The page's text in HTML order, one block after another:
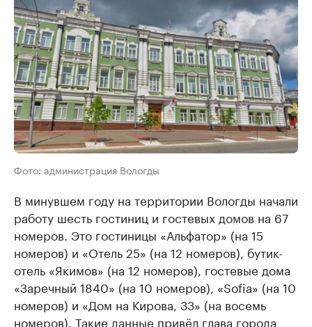
Фото: администрация Вологды
В минувшем году на территории Вологды начали
работу шесть гостиниц и гостевых домов на 67
номеров. Это гостиницы «Альфатор» (на 15
номеров) и «Отель 25» (на 12 номеров), бутик-
отель «Якимов» (на 12 номеров), гостевые дома
«Заречный 1840» (на 10 номеров), «Sofia» (на 10
номеров) и «Дом на Кирова, 33» (на восемь
номеров). Такие данные привёл глава города